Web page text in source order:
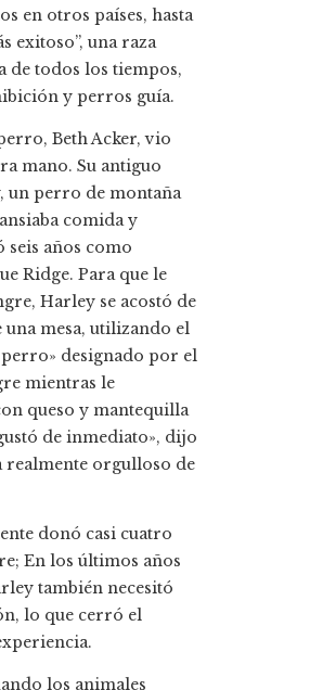
en otros países, hasta
exitoso”, una raza
de todos los tiempos,
y perros guía.
Beth Acker, vio
mano. Su antiguo
un perro de montaña
comida y
seis años como
Ridge. Para que le
Harley se acostó de
una mesa, utilizando el
designado por el
mientras le
queso y mantequilla
de inmediato», dijo
realmente orgulloso de
donó casi cuatro
En los últimos años
también necesitó
lo que cerró el
los animales